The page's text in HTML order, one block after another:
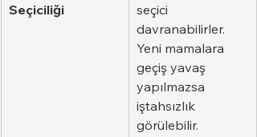
Seçiciliği
seçici
davranabilirler.
Yeni mamalara
geçiş yavaş
yapılmazsa
iştahsızlık
görülebilir.